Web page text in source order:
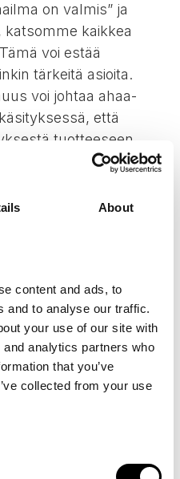
About
content and ads, to
and to analyse our traffic.
your use of our site with
analytics partners who
that you’ve
collected from your use
on valmis” ja
katsomme kaikkea
voi estää
tärkeitä asioita.
voi johtaa ahaa-
että
tuotteeseen,
itsessään on
uusille
estää